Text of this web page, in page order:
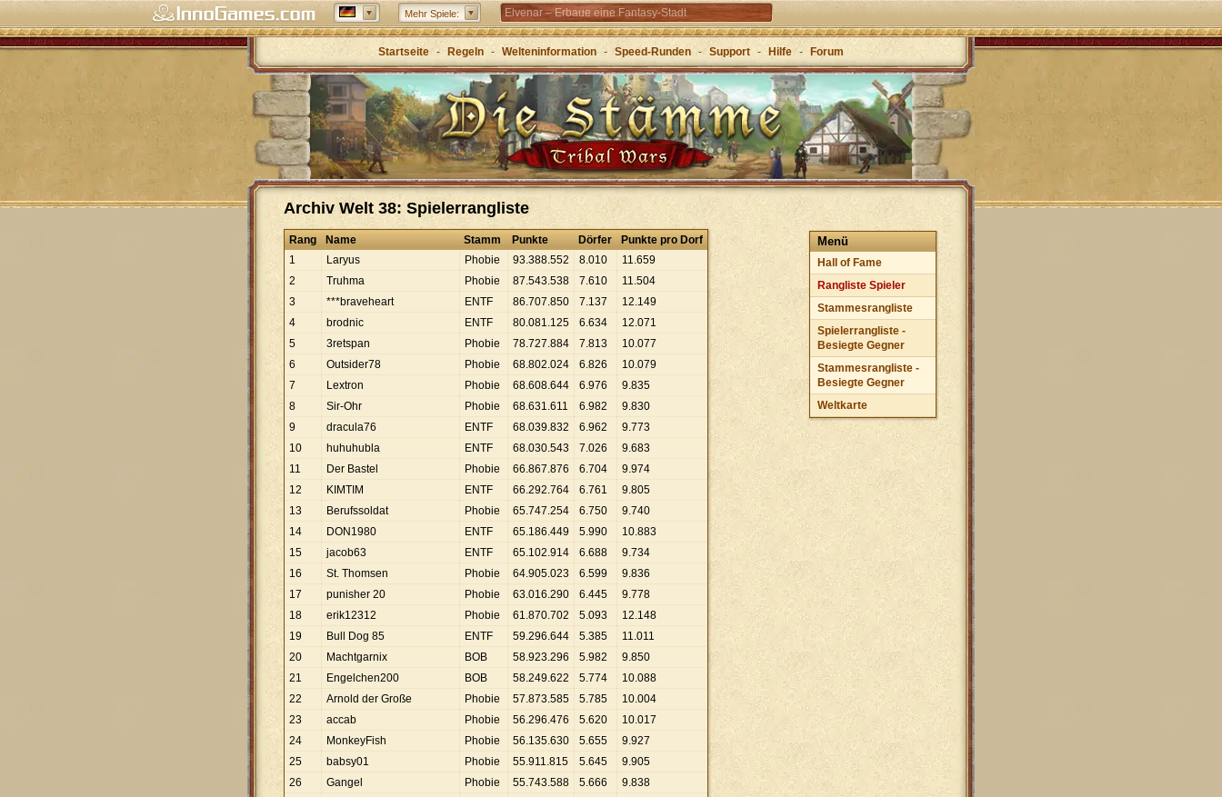
Mehr Spiele: Elvenar – Erbaue eine Fantasy-Stadt
Forge of Empires – Mit Strategie durch die Zeitalter
Grepolis – Erbaue dein Reich im antiken
Griechenland
Startseite - Regeln - Welteninformation - Speed-Runden - Support - Hilfe - Forum
Archiv Welt 38: Spielerrangliste
Menü
Hall of Fame
Rangliste Spieler
Stammesrangliste
Spielerrangliste -
Besiegte Gegner
Stammesrangliste -
Besiegte Gegner
Weltkarte
Rang Name Stamm Punkte Dörfer
Punkte pro Dorf
1
Laryus Phobie 93.388.552 8.010 11.659
2
Truhma Phobie 87.543.538 7.610 11.504
3
***braveheart ENTF 86.707.850 7.137 12.149
4
brodnic ENTF 80.081.125 6.634 12.071
5
3retspan Phobie 78.727.884 7.813 10.077
6
Outsider78 Phobie 68.802.024 6.826 10.079
7
Lextron Phobie 68.608.644 6.976 9.835
8
Sir-Ohr Phobie 68.631.611 6.982 9.830
9
dracula76 ENTF 68.039.832 6.962 9.773
10
huhuhubla ENTF 68.030.543 7.026 9.683
11
Der Bastel Phobie 66.867.876 6.704 9.974
12
KIMTIM ENTF 66.292.764 6.761 9.805
13
Berufssoldat Phobie 65.747.254 6.750 9.740
14
DON1980 ENTF 65.186.449 5.990 10.883
15
jacob63 ENTF 65.102.914 6.688 9.734
16
St. Thomsen Phobie 64.905.023 6.599 9.836
17
punisher 20 Phobie 63.016.290 6.445 9.778
18
erik12312 Phobie 61.870.702 5.093 12.148
19
Bull Dog 85 ENTF 59.296.644 5.385 11.011
20
Machtgarnix BOB 58.923.296 5.982 9.850
21
Engelchen200 BOB 58.249.622 5.774 10.088
22
Arnold der Große Phobie 57.873.585 5.785 10.004
23
accab Phobie 56.296.476 5.620 10.017
24
MonkeyFish Phobie 56.135.630 5.655 9.927
25
babsy01 Phobie 55.911.815 5.645 9.905
26
Gangel Phobie 55.743.588 5.666 9.838